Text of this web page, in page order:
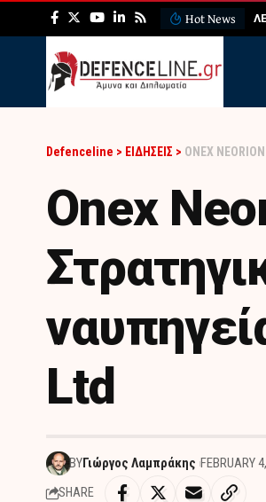
Hot News
Defenceline > ΕΙΔΗΣΕΙΣ > ONEX
Onex
Ltd
BYΓιώργος Λαμπράκης FEBRUARY
SHARE